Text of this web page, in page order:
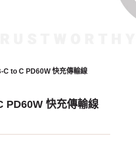
to C PD60W 快充傳輸線
快充傳輸線